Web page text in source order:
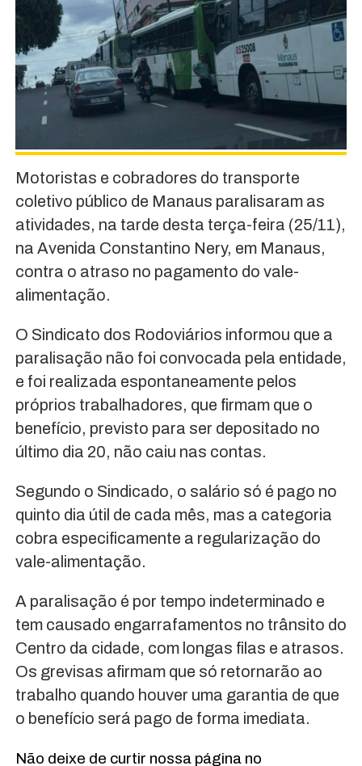
Motoristas e cobradores do transporte
coletivo público de Manaus paralisaram as
atividades, na tarde desta terça-feira (25/11),
na Avenida Constantino Nery, em Manaus,
contra o atraso no pagamento do vale-
alimentação.
O Sindicato dos Rodoviários informou que a
paralisação não foi convocada pela entidade,
e foi realizada espontaneamente pelos
próprios trabalhadores, que firmam que o
benefício, previsto para ser depositado no
último dia 20, não caiu nas contas.
Segundo o Sindicado, o salário só é pago no
quinto dia útil de cada mês, mas a categoria
cobra especificamente a regularização do
vale-alimentação.
A paralisação é por tempo indeterminado e
tem causado engarrafamentos no trânsito do
Centro da cidade, com longas filas e atrasos.
Os grevisas afirmam que só retornarão ao
trabalho quando houver uma garantia de que
o benefício será pago de forma imediata.
Não deixe de curtir nossa página no